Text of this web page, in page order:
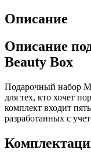
Описание
Описание
Beauty Box
Подарочный набор
для тех, кто хочет
комплект входит
разработанных с